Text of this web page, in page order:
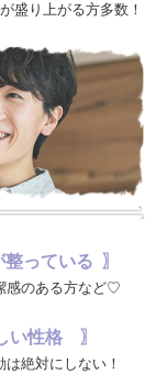
盛り上がる方多数！
っている 〗
感のある方など♡
い性格 〗
絶対にしない！